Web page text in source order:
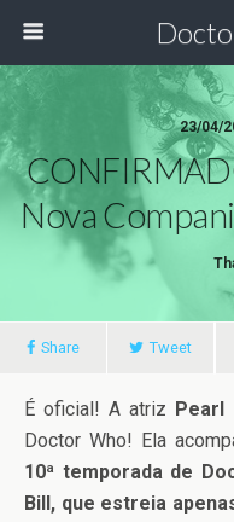
23/04/
Nova
Share Tweet
É oficial! A atriz Pearl
Doctor Who! Ela
10ª temporada de
Bill, que estreia